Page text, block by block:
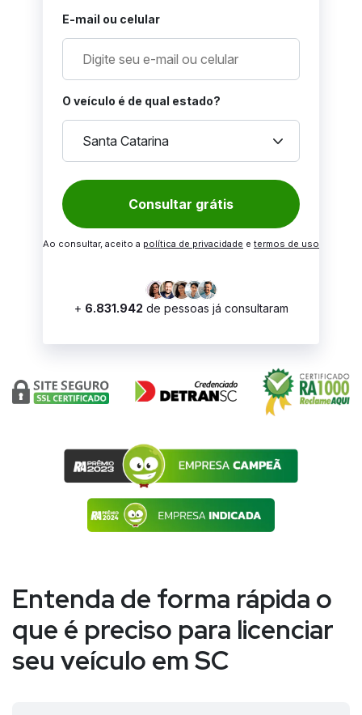
E-mail ou celular
O veículo é de qual estado?
Santa Catarina keyboard_arrow_down
Consultar grátis
Ao consultar, aceito a política de privacidade e termos de uso
+ 6.831.942 de pessoas já consultaram
Entenda de forma rápida o
que é preciso para licenciar
seu veículo em SC